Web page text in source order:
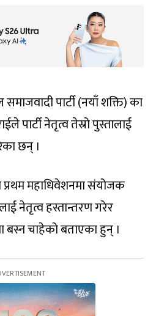
पार्टी (नयाँ शक्ति) का
पार्टी नेतृत्व तेस्रो पुस्तालाई
छन् ।
प्रथम महाधिवेशनमा संयोजक
नेतृत्व हस्तान्तरण गरेर
बस्न चाहेको बताएका हुन् ।